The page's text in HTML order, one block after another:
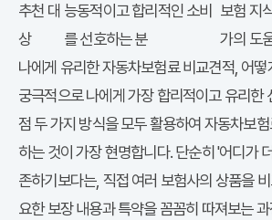
추천 대
상
능동적이고 합리적인 소비
를 선호하는 분
보험 지
가의 도
나에게 유리한 자동차보험료 비교견적, 어
궁극적으로 나에게 가장 합리적이고 유리한
점 두 가지 방식을 모두 활용하여 자동차보
하는 것이 가장 현명합니다. 단순히 '어디가
존하기보다는, 직접 여러 보험사의 상품을
요한 보장 내용과 특약을 꼼꼼히 따져보는